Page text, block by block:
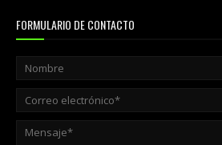
FORMULARIO DE CONTACTO